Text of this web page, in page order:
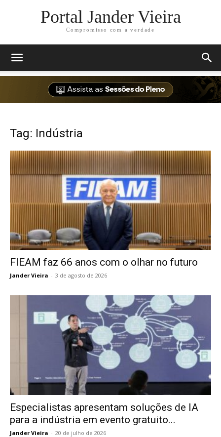
Portal Jander Vieira
Compromisso com a verdade
Tag: Indústria
FIEAM faz 66 anos com o olhar no futuro
Jander Vieira - 3 de agosto de 2026
Especialistas apresentam soluções de IA
para a indústria em evento gratuito...
Jander Vieira - 20 de julho de 2026